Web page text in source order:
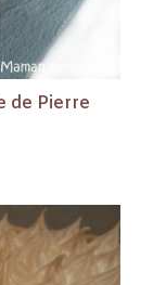
de Pierre